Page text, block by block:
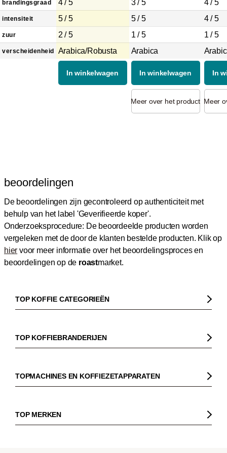
brandingsgraad
intensiteit
zuur
verscheidenheid
4 / 5
5 / 5
2 / 5
Arabica/Robusta
In winkelwagen
3 / 5
5 / 5
1 / 5
Arabica
In winkelwagen
Meer over het product
4 / 5
4 / 5
1 / 5
In
Meer
beoordelingen
De beoordelingen zijn gecontroleerd op authenticiteit met
behulp van het label 'Geverifieerde koper'.
Onderzoeksprocedure: De beoordeelde producten worden
vergeleken met de door de klanten bestelde producten. Klik op
hier voor meer informatie over het beoordelingsproces en
beoordelingen op de roastmarket.
TOP KOFFIE CATEGORIEËN
Koffiebonen
Biologische koffie
Espresso
TOP KOFFIEBRANDERIJEN
Dinzler
Elbgold
TOPMACHINES EN KOFFIEZETAPPARATEN
Pistonmachines
Filter koffiezetapparaten
TOP MERKEN